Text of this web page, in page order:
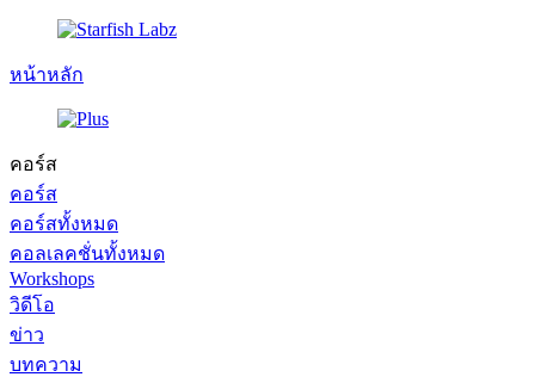
หน้าหลัก
คอร์ส
คอร์ส
คอร์สทั้งหมด
คอลเลคชั่นทั้งหมด
Workshops
วิดีโอ
ข่าว
บทความ